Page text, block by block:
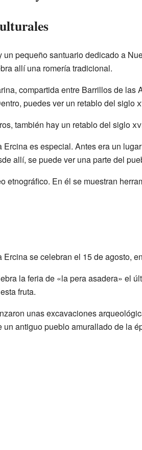
pequeño santuario dedicado a
allí una romería tradicional.
compartida entre Barrillos de las
puedes ver un retablo del siglo
también hay un retablo del siglo
es especial. Antes era un
allí, se puede ver una parte del
etnográfico. En él se muestran
Ercina se celebran el 15 de agosto,
la feria de «la pera asadera» el
fruta.
unas excavaciones
antiguo pueblo amurallado de la